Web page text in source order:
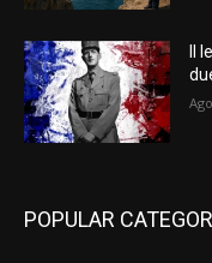
Il
POPULAR